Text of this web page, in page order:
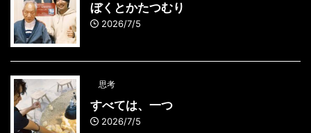
ぼくとかたつむり
2026/7/5
思考
すべては、一つ
2026/7/5